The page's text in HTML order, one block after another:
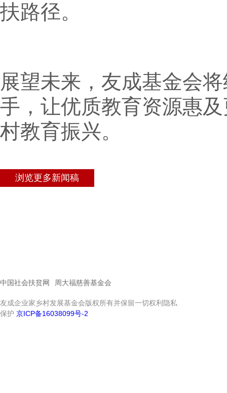
扶路径。
展望未来，友成基金会
手，让优质教育资源惠
村教育振兴。
浏览更多新闻稿
中国社会扶贫网 周大福慈善基金会
友成企业家乡村发展基金会版权所有并保留一切权利隐私
保护 京ICP备16038099号-2